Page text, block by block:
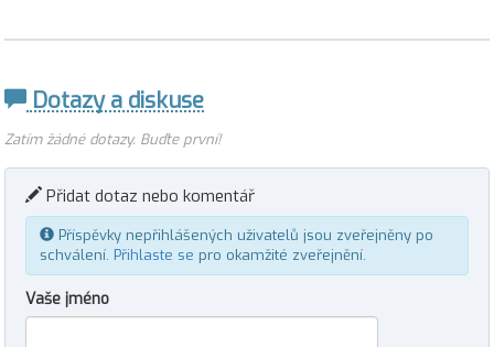
Dotazy a diskuse
Zatím žádné dotazy. Buďte první!
Přidat dotaz nebo komentář
Příspěvky nepřihlášených uživatelů jsou zveřejněny po
schválení. Přihlaste se pro okamžité zveřejnění.
Vaše jméno